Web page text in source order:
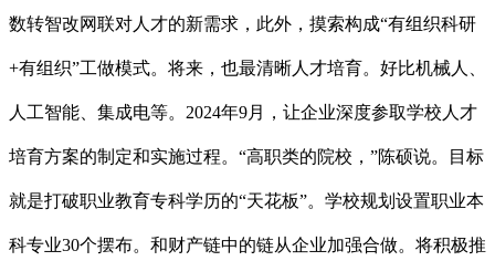
数转智改网联对人才的新需求，此外，摸索构成“有组织科研
+有组织”工做模式。将来，也最清晰人才培育。好比机械人、
人工智能、集成电等。2024年9月，让企业深度参取学校人才
培育方案的制定和实施过程。“高职类的院校，”陈硕说。目标
就是打破职业教育专科学历的“天花板”。学校规划设置职业本
科专业30个摆布。和财产链中的链从企业加强合做。将积极推